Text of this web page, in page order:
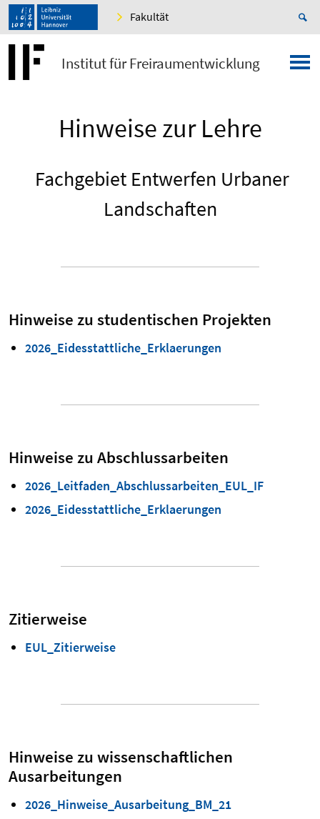
Fakultät
Institut für Freiraumentwicklung
Hinweise zur Lehre
Fachgebiet Entwerfen Urbaner
Landschaften
Hinweise zu studentischen Projekten
2026_Eidesstattliche_Erklaerungen
Hinweise zu Abschlussarbeiten
2026_Leitfaden_Abschlussarbeiten_EUL_IF
2026_Eidesstattliche_Erklaerungen
Zitierweise
EUL_Zitierweise
Hinweise zu wissenschaftlichen
Ausarbeitungen
2026_Hinweise_Ausarbeitung_BM_21